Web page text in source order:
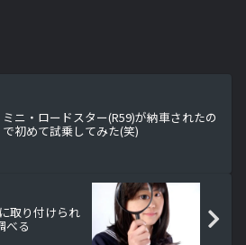
ミニ・ロードスター(R59)が納車されたの
で初めて試乗してみた(笑)
取り付けられ
べる